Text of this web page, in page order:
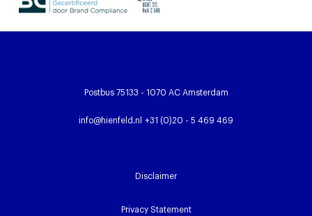
Postbus 75133 - 1070 AC Amsterdam
info@hienfeld.nl +31 (0)20 - 5 469 469
Disclaimer
Privacy Statement